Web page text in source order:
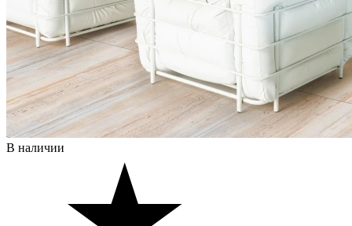
В наличии